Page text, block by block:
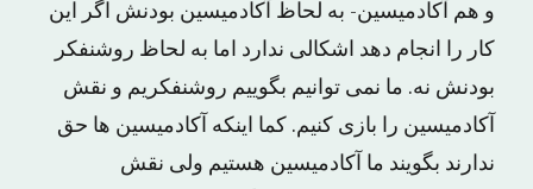
و هم آکادمیسین- به لحاظ آکادمیسین بودنش اگر این
کار را انجام دهد اشکالی ندارد اما به لحاظ روشنفکر
بودنش نه. ما نمی ‌توانیم بگوییم روشنفکریم و نقش
آکادمیسین را بازی کنیم. کما اینکه آکادمیسین ‌ها حق
ندارند بگویند ما آکادمیسین هستیم ولی نقش